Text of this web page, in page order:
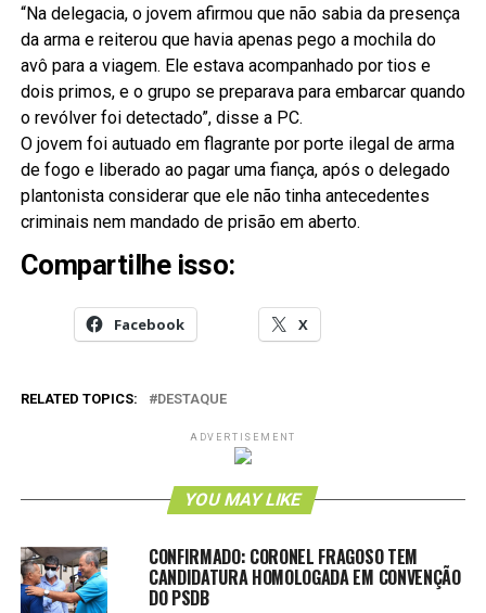
“Na delegacia, o jovem afirmou que não sabia da presença
da arma e reiterou que havia apenas pego a mochila do
avô para a viagem. Ele estava acompanhado por tios e
dois primos, e o grupo se preparava para embarcar quando
o revólver foi detectado”, disse a PC.
O jovem foi autuado em flagrante por porte ilegal de arma
de fogo e liberado ao pagar uma fiança, após o delegado
plantonista considerar que ele não tinha antecedentes
criminais nem mandado de prisão em aberto.
Compartilhe isso:
Facebook X
RELATED TOPICS: DESTAQUE
ADVERTISEMENT
YOU MAY LIKE
CONFIRMADO: CORONEL FRAGOSO TEM
CANDIDATURA HOMOLOGADA EM CONVENÇÃO
DO PSDB